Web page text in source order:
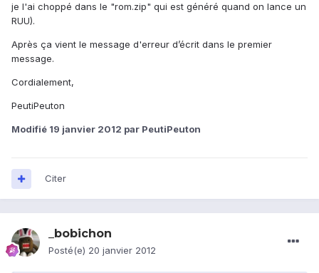
je l'ai choppé dans le "rom.zip" qui est généré quand on lance un
RUU).
Après ça vient le message d'erreur d’écrit dans le premier
message.
Cordialement,
PeutiPeuton
Modifié 19 janvier 2012 par PeutiPeuton
Citer
_bobichon
Posté(e) 20 janvier 2012